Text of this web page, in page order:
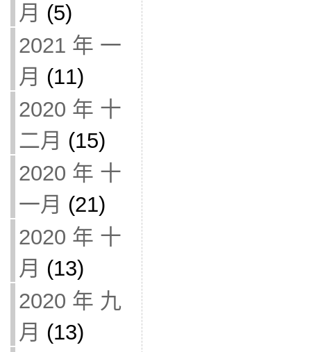
月 (5)
2021 年 一
月 (11)
2020 年 十
二月 (15)
2020 年 十
一月 (21)
2020 年 十
月 (13)
2020 年 九
月 (13)